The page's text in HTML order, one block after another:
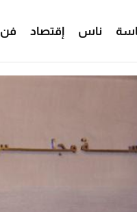
ناس إقتصاد فن